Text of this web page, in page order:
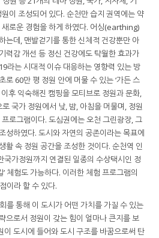
이 조성되어 있다. 순천만 습지 권역에는 약
로운 경험을 하게 하였다. 어싱(earthing)
는데, 맨발걷기를 통한 신체적 건강뿐만 아
력감 개선 등 정신 건강에도 탁월한 효과가
라는 시대적 이슈 대응하는 영향력 있는 방
로 60만 평 정원 안에 머물 수 있는 ‘가든 스
후 익숙해진 캠핑을 모티브로 정원과 문화,
국가 정원에서 낮, 밤, 아침을 머물며, 정원
로그램이다. 도심권에는 오천 그린광장, 그
성하였다. 도시와 자연의 공존이라는 목표에
활 속 정원 공간을 조성한 것이다. 순천역 인
가정원까지 연결된 일종의 수상택시인 정
체험도 가능하다. 이러한 체험 프로그램의
이라 할 수 있다.
를 통해 이 도시가 어떤 가치를 가질 수 있는
으로서 정원이 갖는 힘이 얼마나 큰지를 보
이 도시에 들어와 도시 구조를 바꿈으로써 탄